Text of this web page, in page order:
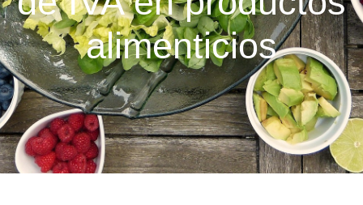
alimenticios